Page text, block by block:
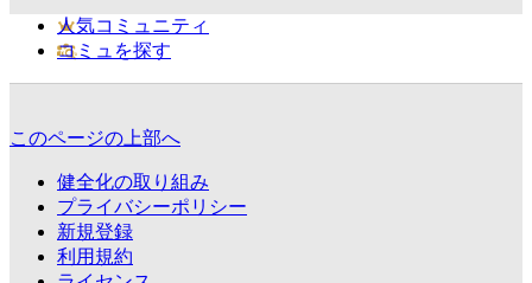
人気コミュニティ
コミュを探す
このページの上部へ
健全化の取り組み
プライバシーポリシー
新規登録
利用規約